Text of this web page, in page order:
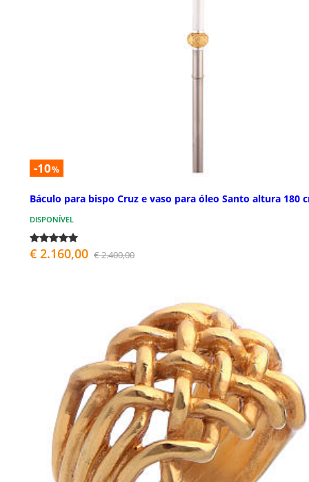
-10%
Báculo para bispo Cruz e vaso para óleo Santo altura 180
DISPONÍVEL
€ 2.160,00 € 2.400,00